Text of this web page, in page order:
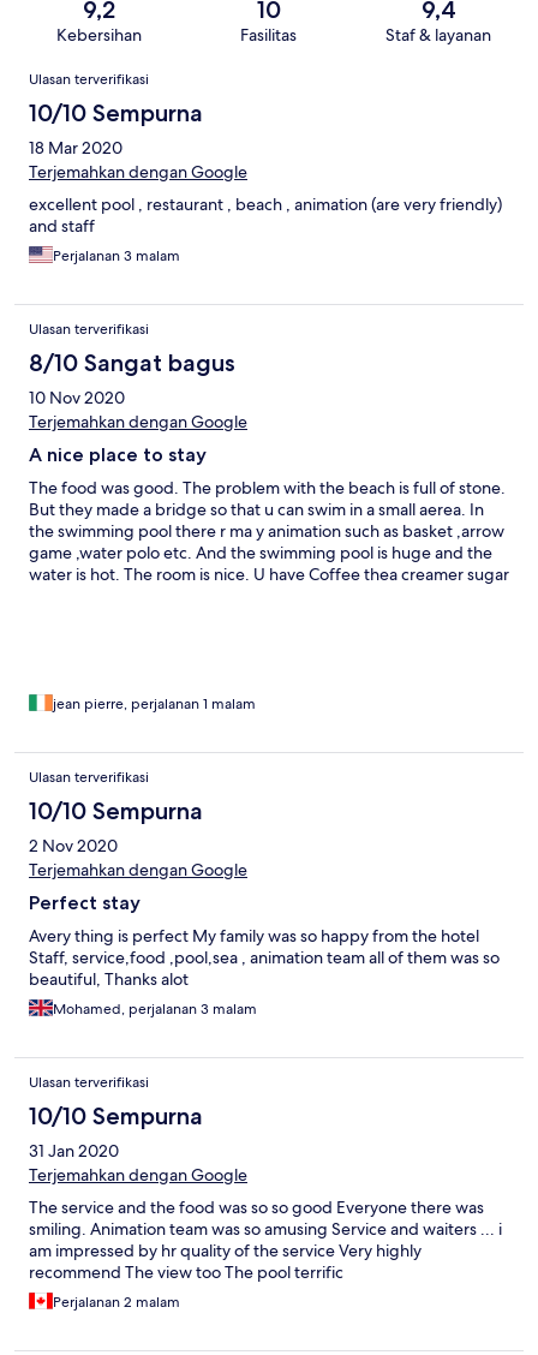
9,2
Kebersihan
10
Fasilitas
9,4
Staf & layanan
Ulasan
Ulasan terverifikasi
10/10 Sempurna
18 Mar 2020
Terjemahkan dengan Google
excellent pool , restaurant , beach , animation (are very friendly)
and staff
Perjalanan 3 malam
Ulasan terverifikasi
8/10 Sangat bagus
10 Nov 2020
Terjemahkan dengan Google
A nice place to stay
The food was good. The problem with the beach is full of stone.
But they made a bridge so that u can swim in a small aerea. In
the swimming pool there r ma y animation such as basket ,arrow
game ,water polo etc. And the swimming pool is huge and the
water is hot. The room is nice. U have Coffee thea creamer sugar
jean pierre, perjalanan 1 malam
Ulasan terverifikasi
10/10 Sempurna
2 Nov 2020
Terjemahkan dengan Google
Perfect stay
Avery thing is perfect My family was so happy from the hotel
Staff, service,food ,pool,sea , animation team all of them was so
beautiful, Thanks alot
Mohamed, perjalanan 3 malam
Ulasan terverifikasi
10/10 Sempurna
31 Jan 2020
Terjemahkan dengan Google
The service and the food was so so good Everyone there was
smiling. Animation team was so amusing Service and waiters ... i
am impressed by hr quality of the service Very highly
recommend The view too The pool terrific
Perjalanan 2 malam